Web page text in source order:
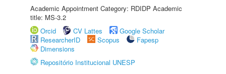
Academic Appointment Category: RDIDP Academic
title: MS-3.2
Orcid
CV Lattes
Google Scholar
ResearcherID
Scopus
Fapesp
Dimensions
Repositório Institucional UNESP